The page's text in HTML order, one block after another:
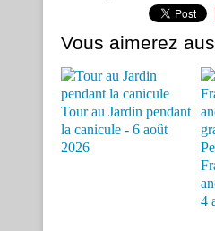
Vous aimerez
Tour au Jardin pendant
la canicule - 6 août
2026
4